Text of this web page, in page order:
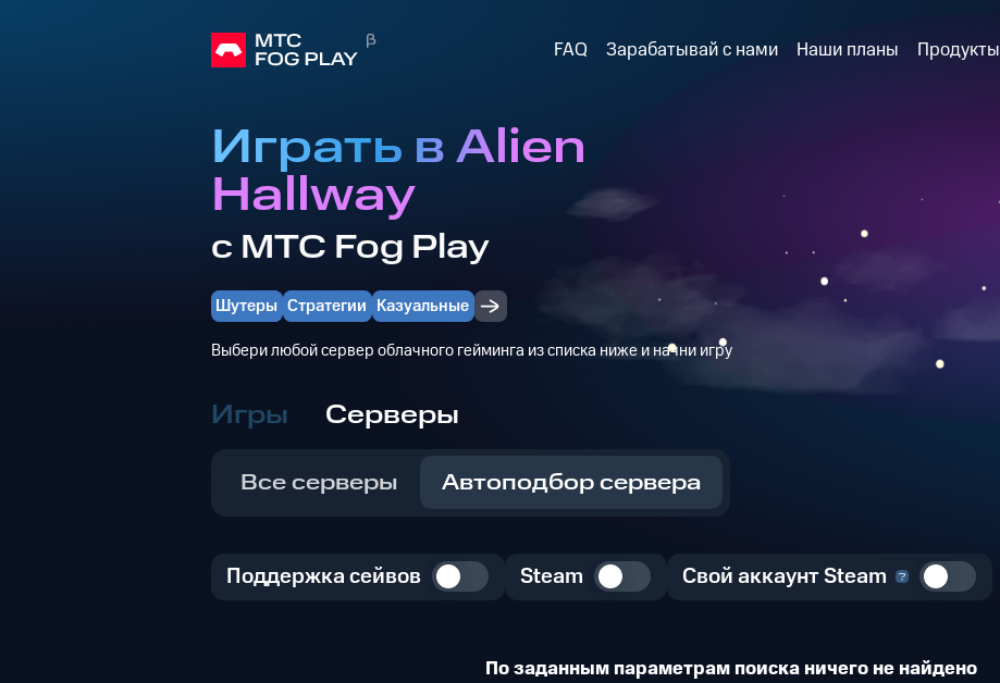
FAQ Зарабатывай с нами Наши планы Продукты
Играть в Alien
Hallway
с МТС Fog Play
Шутеры Стратегии Казуальные
Выбери любой сервер облачного гейминга из списка ниже и начни игру
Игры Серверы
Все серверы Автоподбор сервера
Поддержка сейвов Steam Свой аккаунт Steam
По заданным параметрам поиска ничего не найдено